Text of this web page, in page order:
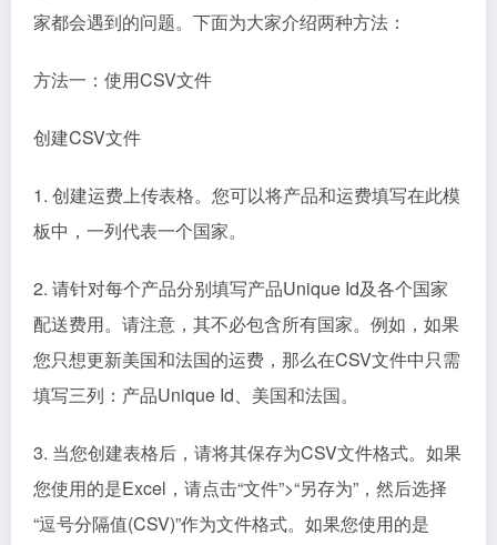
家都会遇到的问题。下面为大家介绍两种方法：
方法一：使用CSV文件
创建CSV文件
1. 创建运费上传表格。您可以将产品和运费填写在此模
板中，一列代表一个国家。
2. 请针对每个产品分别填写产品Unique Id及各个国家
配送费用。请注意，其不必包含所有国家。例如，如果
您只想更新美国和法国的运费，那么在CSV文件中只需
填写三列：产品Unique Id、美国和法国。
3. 当您创建表格后，请将其保存为CSV文件格式。如果
您使用的是Excel，请点击“文件”>“另存为”，然后选择
“逗号分隔值(CSV)”作为文件格式。如果您使用的是